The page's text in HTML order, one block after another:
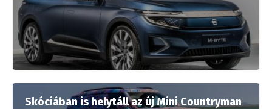
Skóciában is helytáll az új Mini Countryman